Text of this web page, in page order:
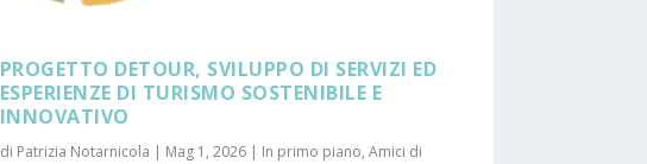
PROGETTO DETOUR, SVILUPPO DI SERVIZI ED
ESPERIENZE DI TURISMO SOSTENIBILE E
INNOVATIVO
di Patrizia Notarnicola | Mag 1, 2026| In primo piano, Amici di